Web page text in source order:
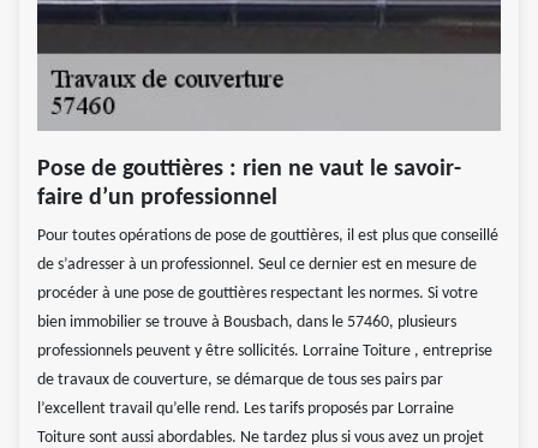
Pose de gouttières : rien ne vaut le savoir-
faire d’un professionnel
Pour toutes opérations de pose de gouttières, il est plus que conseillé
de s’adresser à un professionnel. Seul ce dernier est en mesure de
procéder à une pose de gouttières respectant les normes. Si votre
bien immobilier se trouve à Bousbach, dans le 57460, plusieurs
professionnels peuvent y être sollicités. Lorraine Toiture , entreprise
de travaux de couverture, se démarque de tous ses pairs par
l’excellent travail qu’elle rend. Les tarifs proposés par Lorraine
Toiture sont aussi abordables. Ne tardez plus si vous avez un projet